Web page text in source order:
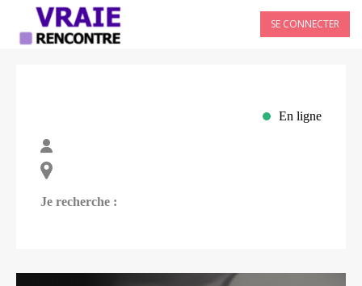
SE CONNECTER
En ligne
Je recherche :